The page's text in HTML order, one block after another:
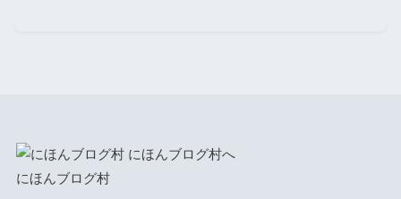
にほんブログ村